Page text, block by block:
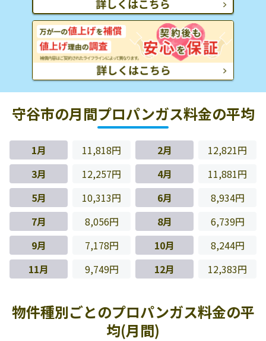
守谷市の月間プロパンガス料金の平均
1月 11,818円 2月
12,821円
3月
12,257円 4月
11,881円
5月
10,313円 6月
8,934円
7月
8,056円 8月
6,739円
9月
7,178円 10月
8,244円
11月
9,749円 12月 12,383円
物件種別ごとのプロパンガス料金の平
均(月間)